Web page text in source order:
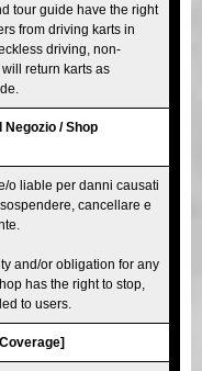
tour guide have the right
from driving karts in
driving, non-
return karts as
/ Shop
o liable per danni causati
cancellare e
and/or obligation for any
has the right to stop,
to users.